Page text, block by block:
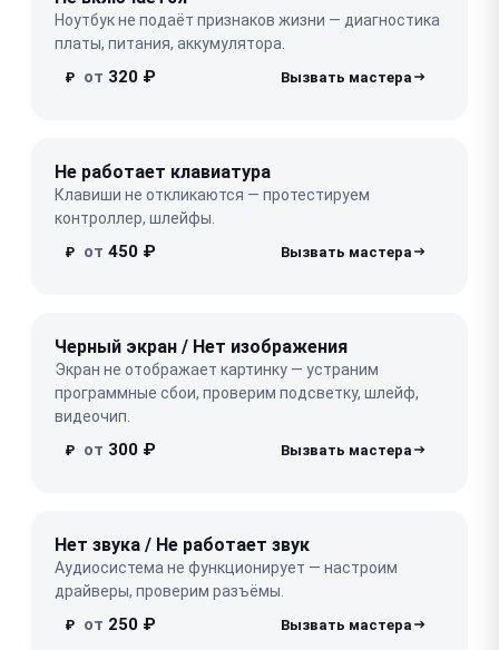
Ноутбук не подаёт признаков жизни — диагностика
платы, питания, аккумулятора.
₽ от 320 ₽
Не работает клавиатура
Клавиши не откликаются — протестируем
контроллер, шлейфы.
₽ от 450 ₽
Черный экран / Нет изображения
Экран не отображает картинку — устраним
программные сбои, проверим подсветку, шлейф,
видеочип.
₽ от 300 ₽
Нет звука / Не работает звук
Аудиосистема не функционирует — настроим
драйверы, проверим разъёмы.
₽ от 250 ₽